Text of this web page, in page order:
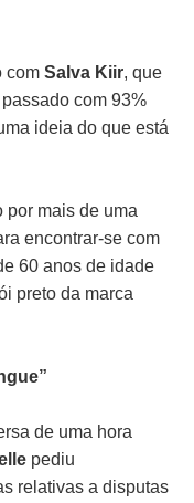
comSalva Kiir, que
com 93%
ideia do que está
por mais de uma
encontrar-se com
60 anos de idade
preto da marca
de uma hora
pediu
relativas a disputas